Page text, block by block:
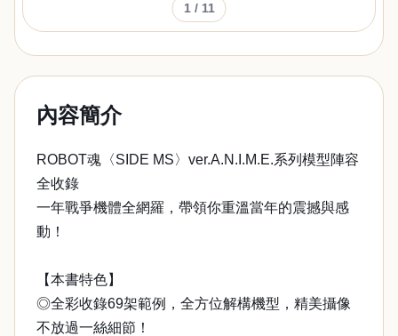
1/ 11
內容簡介
ROBOT魂〈SIDE MS〉ver.A.N.I.M.E.系列模型陣容
全收錄
一年戰爭機體全網羅，帶領你重溫當年的震撼與感
動！
【本書特色】
◎全彩收錄69架範例，全方位解構機型，精美攝像
不放過一絲細節！